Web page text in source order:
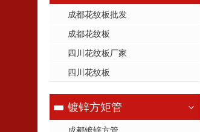
成都花纹板批发
成都花纹板
四川花纹板厂家
四川花纹板
镀锌方矩管